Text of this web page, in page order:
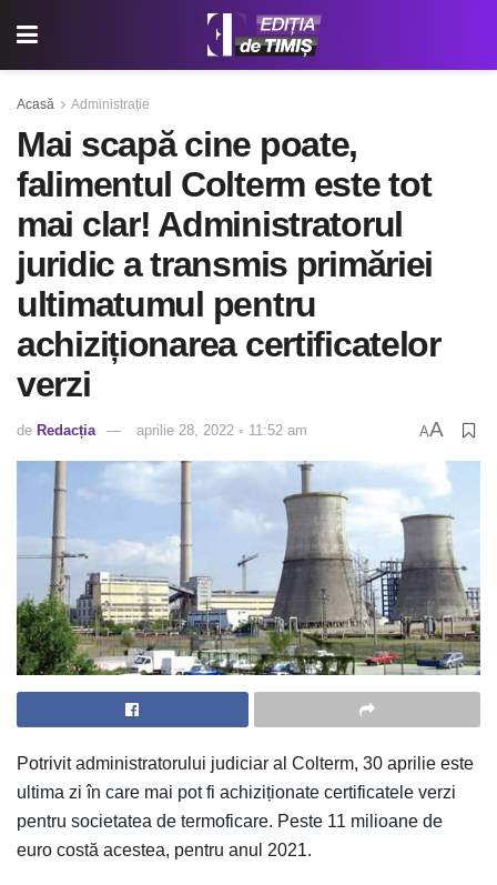
Acasă Administrație
Mai scapă cine poate,
falimentul Colterm este tot
mai clar! Administratorul
juridic a transmis primăriei
ultimatumul pentru
achiziționarea certificatelor
verzi
de Redacția aprilie 28, 2022 ◦ 11:52 am AA
Potrivit administratorului judiciar al Colterm, 30 aprilie este
ultima zi în care mai pot fi achiziționate certificatele verzi
pentru societatea de termoficare. Peste 11 milioane de
euro costă acestea, pentru anul 2021.